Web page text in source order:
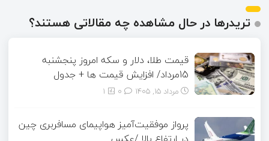
تریدرها در حال مشاهده چه مقالاتی هستند؟
قیمت طلا، دلار و سکه امروز پنجشنبه
15مرداد/ افزایش قیمت ها + جدول
مرداد ۱۵, ۱۴۰۵ 1
پرواز موفقیت‌آمیز هواپیمای مسافربری چین